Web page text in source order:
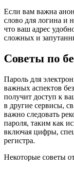
Если вам важна
слово для логина и
что ваш адрес
сложных и
Советы по
Пароль для
важных аспектов
получит доступ к
в другие сервисы,
важно следовать
пароля, таким как
включая цифры,
регистра.
Некоторые советы